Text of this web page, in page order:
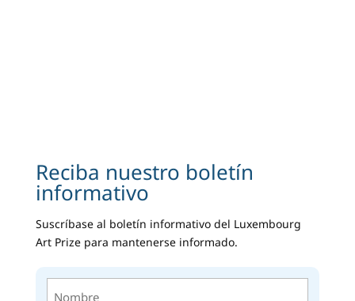
Reciba nuestro boletín
informativo
Suscríbase al boletín informativo del Luxembourg
Art Prize para mantenerse informado.